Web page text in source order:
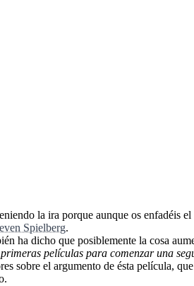
la ira porque aunque os enfadéis
Spielberg.
ha dicho que posiblemente la cosa
películas para comenzar una
sobre el argumento de ésta película,